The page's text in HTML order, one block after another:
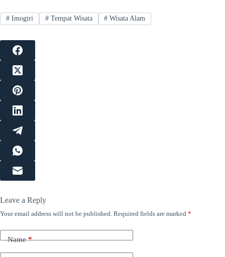
#Imogiri #Tempat Wisata # Wisata Alam
Leave a Reply
Your email address will not be published. Required fields are marked *
Name*